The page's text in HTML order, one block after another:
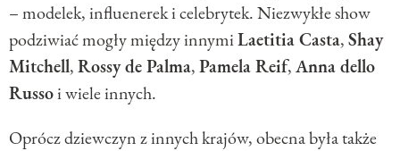
– modelek, influenerek i celebrytek. Niezwykłe show
podziwiać mogły między innymiLaetitia Casta,Shay
Mitchell,Rossy de Palma,Pamela Reif,Anna dello
Russoi wiele innych.
Oprócz dziewczyn z innych krajów, obecna była także